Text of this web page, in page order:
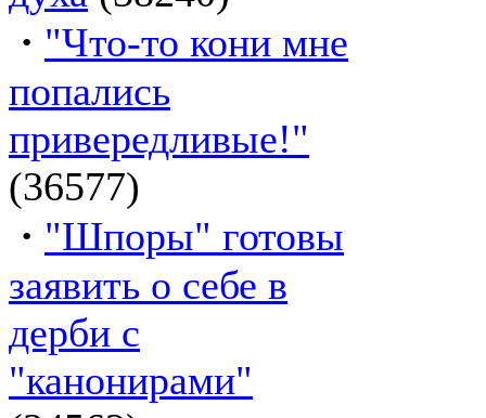
· "Что-то кони мне
попались
привередливые!"
(36577)
· "Шпоры" готовы
заявить о себе в
дерби с
"канонирами"